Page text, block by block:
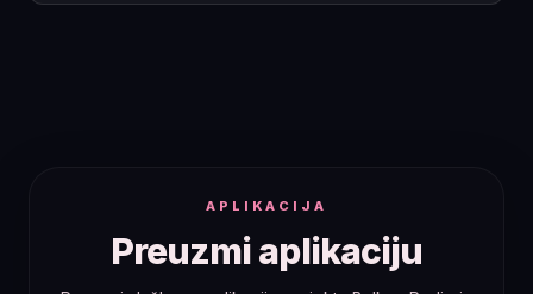
APLIKACIJA
Preuzmi aplikaciju